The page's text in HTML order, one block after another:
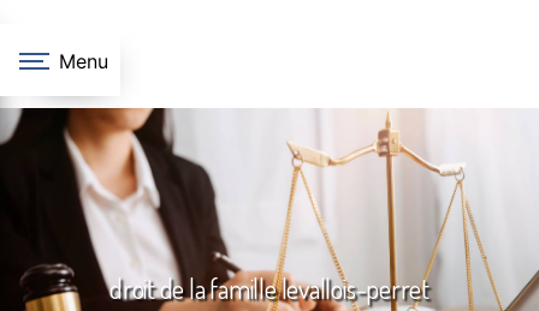
Menu
droit de la famille levallois-perret